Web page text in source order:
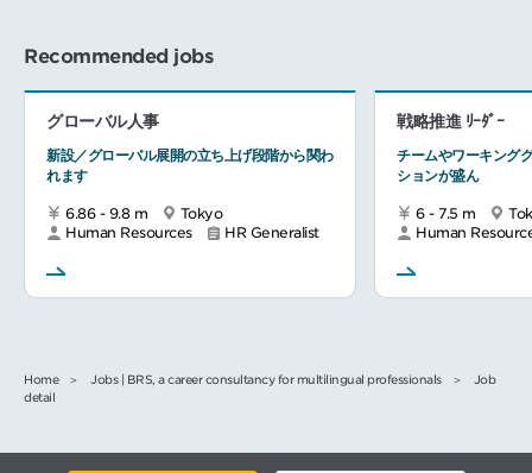
Recommended jobs
グローバル人事
新設／グローバル展開の立ち上げ段階から関わ
れます
6.86 - 9.8 m
Tokyo
Human Resources
HR Generalist
戦略推進 ﾘｰﾀﾞｰ
チームやワーキング
ションが盛ん
6 - 7.5 m
Human
Home Jobs | BRS, a career consultancy for multilingual professionals
Job
detail